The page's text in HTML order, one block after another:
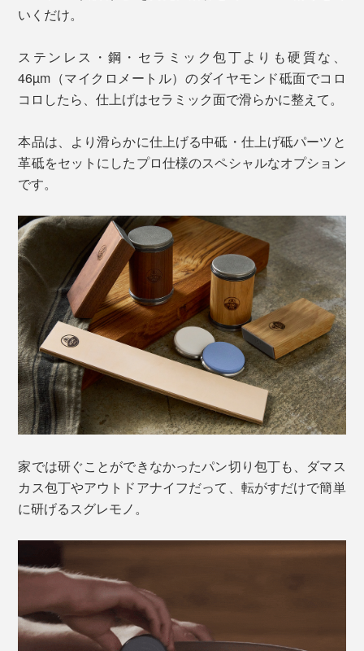
いくだけ。
ステンレス・鋼・セラミック包丁よりも硬質な、
46µm（マイクロメートル）のダイヤモンド砥面でコロ
コロしたら、仕上げはセラミック面で滑らかに整えて。
本品は、より滑らかに仕上げる中砥・仕上げ砥パーツと
革砥をセットにしたプロ仕様のスペシャルなオプション
です。
家では研ぐことができなかったパン切り包丁も、ダマス
カス包丁やアウトドアナイフだって、転がすだけで簡単
に研げるスグレモノ。